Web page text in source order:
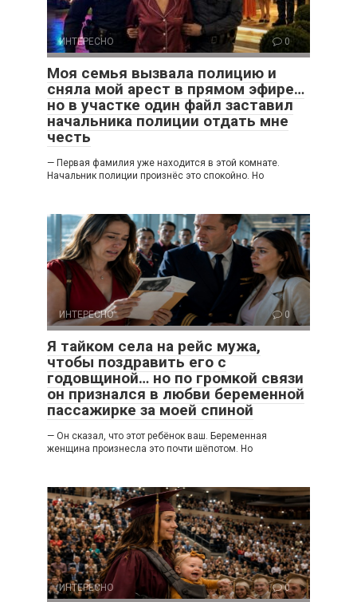
ИНТЕРЕСНО 0
Моя семья вызвала полицию и
сняла мой арест в прямом эфире…
но в участке один файл заставил
начальника полиции отдать мне
честь
— Первая фамилия уже находится в этой комнате.
Начальник полиции произнёс это спокойно. Но
ИНТЕРЕСНО 0
Я тайком села на рейс мужа,
чтобы поздравить его с
годовщиной… но по громкой связи
он признался в любви беременной
пассажирке за моей спиной
— Он сказал, что этот ребёнок ваш. Беременная
женщина произнесла это почти шёпотом. Но
ИНТЕРЕСНО 0